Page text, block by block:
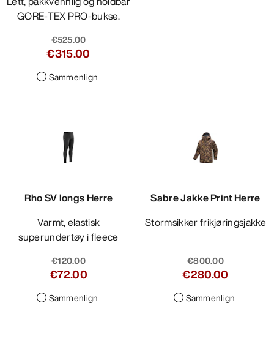
GORE-TEX PRO-bukse.
€525.00
€315.00
Sammenlign
Rho SV longs Herre
Varmt, elastisk
superundertøy i fleece
€120.00
€72.00
Sammenlign
Sabre Jakke Print Herre
Stormsikker frikjøringsjakke
€800.00
€280.00
Sammenlign